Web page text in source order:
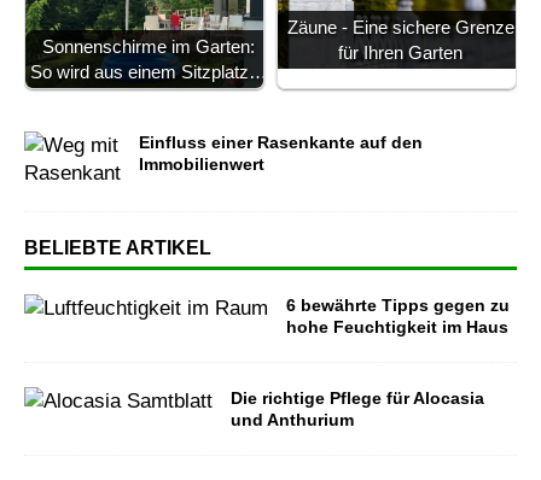
Sonnenschirme im Garten:
So wird aus einem Sitzplatz…
Zäune - Eine sichere Grenze
für Ihren Garten
Einfluss einer Rasenkante auf den
Immobilienwert
BELIEBTE ARTIKEL
6 bewährte Tipps gegen zu
hohe Feuchtigkeit im Haus
Die richtige Pflege für Alocasia
und Anthurium